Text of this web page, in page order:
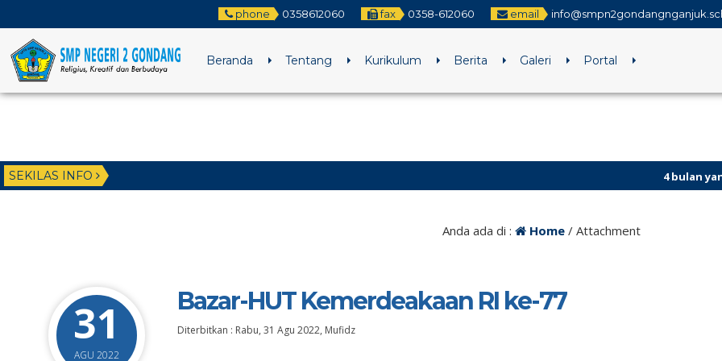
phone 0358612060 fax 0358-612060 email
Beranda Tentang Kurikulum Berita Galeri Portal
SEKILAS INFO 4 bulan yang lalu/
Anda ada di : Home / Attachment
31
AGU 2022
Bazar-HUT Kemerdeakaan RI ke-77
Diterbitkan : Rabu, 31 Agu 2022, Mufidz